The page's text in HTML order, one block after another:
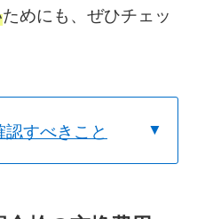
ためにも、ぜひチェッ
すべきこと